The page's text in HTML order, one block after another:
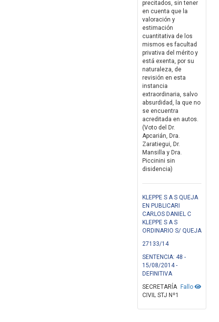
precitados, sin tener
en cuenta que la
valoración y
estimación
cuantitativa de los
mismos es facultad
privativa del mérito y
está exenta, por su
naturaleza, de
revisión en esta
instancia
extraordinaria, salvo
absurdidad, la que no
se encuentra
acreditada en autos.
(Voto del Dr.
Apcarián, Dra.
Zaratiegui, Dr.
Mansilla y Dra.
Piccinini sin
disidencia)
KLEPPE S A S QUEJA
EN PUBLICARI
CARLOS DANIEL C
KLEPPE S A S
ORDINARIO S/ QUEJA
27133/14
SENTENCIA: 48 -
15/08/2014 -
DEFINITIVA
Fallo
SECRETARÍA
CIVIL STJ Nº1